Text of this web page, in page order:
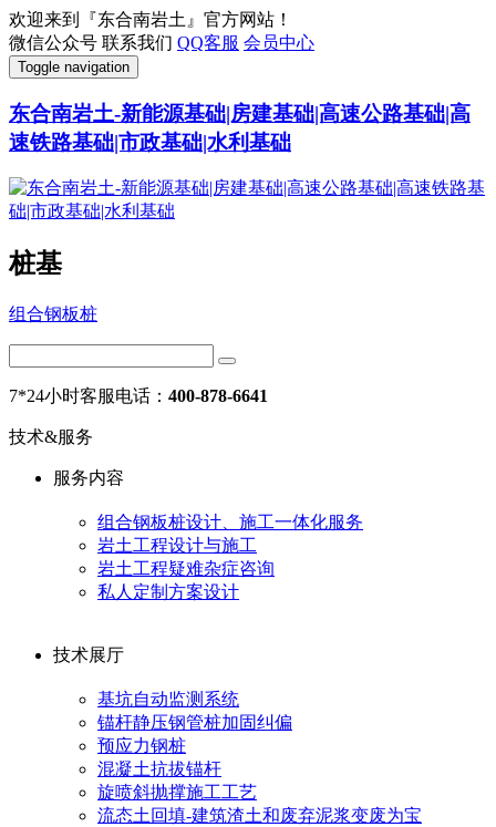
欢迎来到『东合南岩土』官方网站！
微信公众号 联系我们 QQ客服 会员中心
Toggle navigation
东合南岩土-新能源基础|房建基础|高速公路基础|高
速铁路基础|市政基础|水利基础
桩基
组合钢板桩
7*24小时客服电话： 400-878-6641
技术&服务
服务内容
组合钢板桩设计、施工一体化服务
岩土工程设计与施工
岩土工程疑难杂症咨询
私人定制方案设计
技术展厅
基坑自动监测系统
锚杆静压钢管桩加固纠偏
预应力钢桩
混凝土抗拔锚杆
旋喷斜抛撑施工工艺
流态土回填-建筑渣土和废弃泥浆变废为宝